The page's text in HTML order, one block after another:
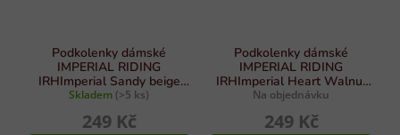
Podkolenky dámské
IMPERIAL RIDING
IRHImperial Sandy beige
vel. 35/38
Skladem (>5 ks)
249 Kč
Podkolenky dámské
IMPERIAL RIDING
IRHImperial Heart Walnut
vel. 35/38
Na objednávku
249 Kč